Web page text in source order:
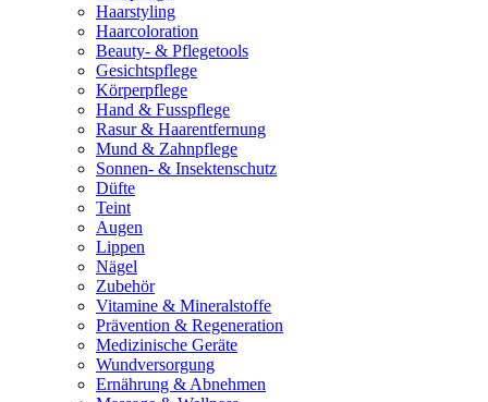
Haarstyling
Haarcoloration
Beauty- & Pflegetools
Gesichtspflege
Körperpflege
Hand & Fusspflege
Rasur & Haarentfernung
Mund & Zahnpflege
Sonnen- & Insektenschutz
Düfte
Teint
Augen
Lippen
Nägel
Zubehör
Vitamine & Mineralstoffe
Prävention & Regeneration
Medizinische Geräte
Wundversorgung
Ernährung & Abnehmen